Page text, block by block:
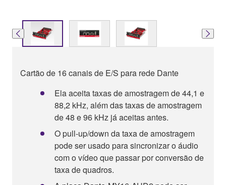
Cartão de 16 canais de E/S para rede Dante
Ela aceita taxas de amostragem de 44,1 e
88,2 kHz, além das taxas de amostragem
de 48 e 96 kHz já aceitas antes.
O pull-up/down da taxa de amostragem
pode ser usado para sincronizar o áudio
com o vídeo que passar por conversão de
taxa de quadros.